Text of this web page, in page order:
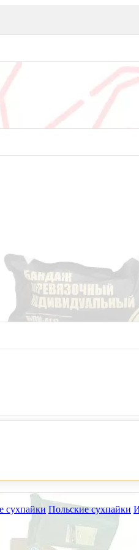
сухпайки Польские сухпайки
73-32
субботу 8 и 15 августа.